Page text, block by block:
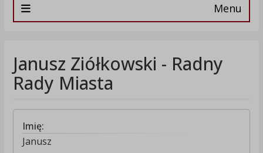
Menu
Janusz Ziółkowski - Radny
Rady Miasta
Imię:
Janusz